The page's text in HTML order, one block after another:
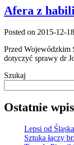
Afera z
Posted on 2015-12-18
Przed Wojewódzkim
dotyczyć sprawy dr
Szukaj
Ostatnie
Lepsi od
Sztuka łączy